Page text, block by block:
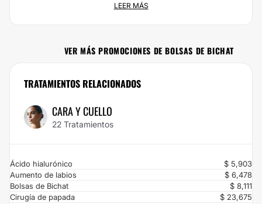
No dejes escapar esta oportunidad: con Multiestetica.mx vas a ahorrar el 10%
servicio de calidad, ¡has encontrado la mejor opción! Porque en
Multiestetica.mx, no queremos que el precio sea el problema.
LEER MÁS
VER MÁS PROMOCIONES DE BOLSAS DE BICHAT
TRATAMIENTOS RELACIONADOS
CARA Y CUELLO
22 Tratamientos
Ácido hialurónico
$ 5,903
Aumento de labios
$ 6,478
Bolsas de Bichat
$ 8,111
Cirugía de papada
$ 23,675